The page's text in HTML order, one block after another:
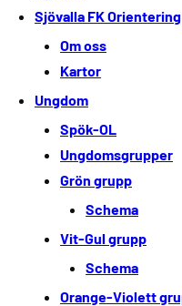
Sjövalla FK Orientering
Om oss
Kartor
Ungdom
Spök-OL
Ungdomsgrupper
Grön grupp
Schema
Vit-Gul grupp
Schema
Orange-Violett